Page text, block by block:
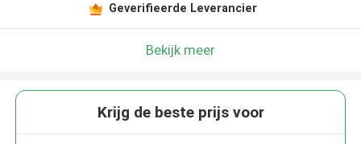
Geverifieerde Leverancier
Bekijk meer
Krijg de beste prijs voor